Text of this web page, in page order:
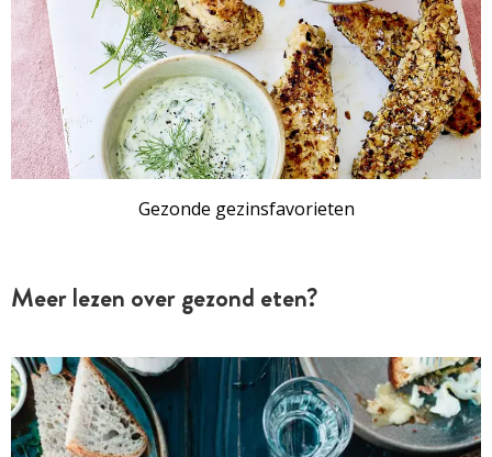
Gezonde gezinsfavorieten
Meer lezen over gezond eten?